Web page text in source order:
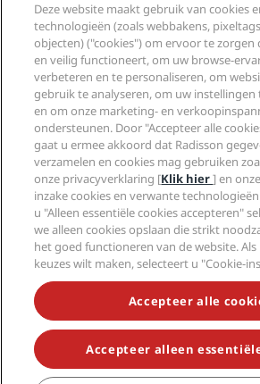
Help
Social media
Radisson Hotels Brands
tiktokinstagram
youtubefacebook
whatsapp
pinterest
threads
twitterlinkedin
MIS NOOIT MEER ONZE
AANBIEDINGEN
© 2026 Radisson Hotel Group.Alle rechten
Radisson Hotel Group, Radisson, Radisson RED,
Collection, Radisson Individuals, Park Plaza,
Suites, Prize by Radisson, Radisson Rewards
handelsmerken van de Radisson Hotel Group.
Deze website maakt gebruik van cookies
technologieën (zoals webbakens,
objecten) ("cookies") om ervoor te zorgen
en veilig functioneert, om uw browse-
verbeteren en te personaliseren, om
gebruik te analyseren, om uw
en om onze marketing- en
ondersteunen. Door "Accepteer alle
gaat u ermee akkoord dat Radisson
verzamelen en cookies mag gebruiken
onze privacyverklaring [Klik hier] en
inzake cookies en verwante
u "Alleen essentiële cookies accepteren"
we alleen cookies opslaan die strikt
het goed functioneren van de website. Als
keuzes wilt maken, selecteert u "Cookie-
Accepteer alle
Accepteer alleen